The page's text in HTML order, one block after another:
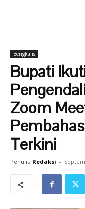
Bengkalis
Bupati
Zoom
Terkini
Penulis Redaksi -